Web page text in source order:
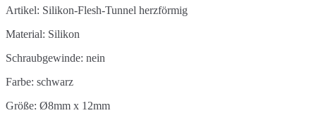
Artikel: Silikon-Flesh-Tunnel herzförmig
Material: Silikon
Schraubgewinde: nein
Farbe: schwarz
Größe: Ø8mm x 12mm